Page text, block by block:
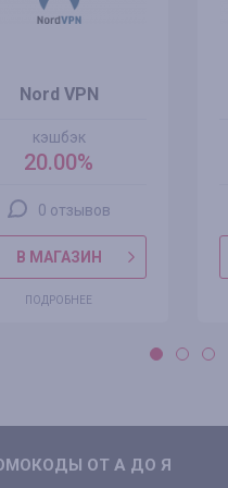
Nord VPN
кэшбэк
20.00%
0 отзывов
В МАГАЗИН
ПОДРОБНЕЕ
ОТ А ДО Я